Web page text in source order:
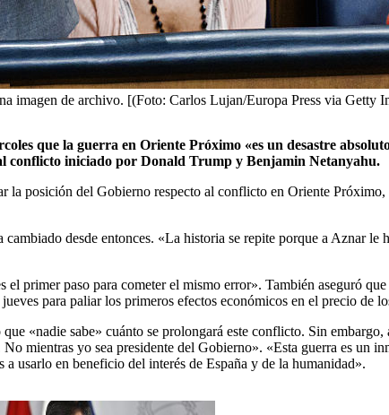
imagen de archivo. [(Foto: Carlos Lujan/Europa Press via Getty
que la guerra en Oriente Próximo «es un desastre
conflicto iniciado por Donald Trump y Benjamin Netanyahu.
posición del Gobierno respecto al conflicto en Oriente
desde entonces. «La historia se repite porque a Aznar
primer paso para cometer el mismo error». También aseguró
para paliar los primeros efectos económicos en el precio de
«nadie sabe» cuánto se prolongará este conflicto. Sin
mientras yo sea presidente del Gobierno». «Esta guerra es un
usarlo en beneficio del interés de España y de la humanidad».